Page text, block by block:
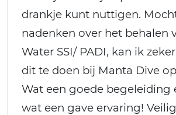
drankje kunt nuttigen.
nadenken over het behalen
Water SSI/ PADI, kan ik
dit te doen bij Manta Dive
Wat een goede begeleiding
wat een gave ervaring!